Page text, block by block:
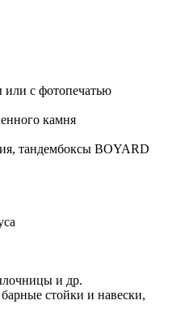
с фотопечатью
камня
тандембоксы BOYARD
и др.
стойки и навески,